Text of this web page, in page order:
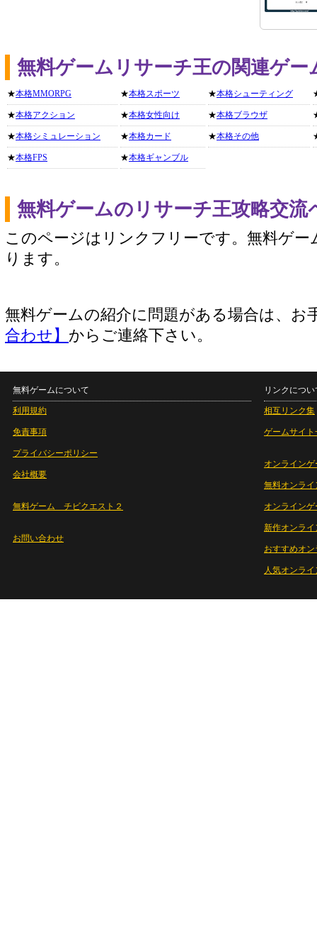
無料ゲームリサーチ王の関連ゲー
★本格MMORPG
★本格アクション
★本格シミュレーション
★本格FPS
★本格スポーツ
★本格女性向け
★本格カード
★本格ギャンブル
★本格シューティング
★本格ブラウザ
★本格その他
無料ゲームのリサーチ王攻略交流
このページはリンクフリーです。無料ゲー
ります。
無料ゲームの紹介に問題がある場合は、お
合わせ】 からご連絡下さい。
無料ゲームについて
利用規約
免責事項
プライバシーポリシー
会社概要
無料ゲーム チビクエスト２
お問い合わせ
リンクについ
相互リンク集
ゲームサイト
オンラインゲ
無料オンライ
オンライン
新作オンライ
おすすめオ
人気オンラ